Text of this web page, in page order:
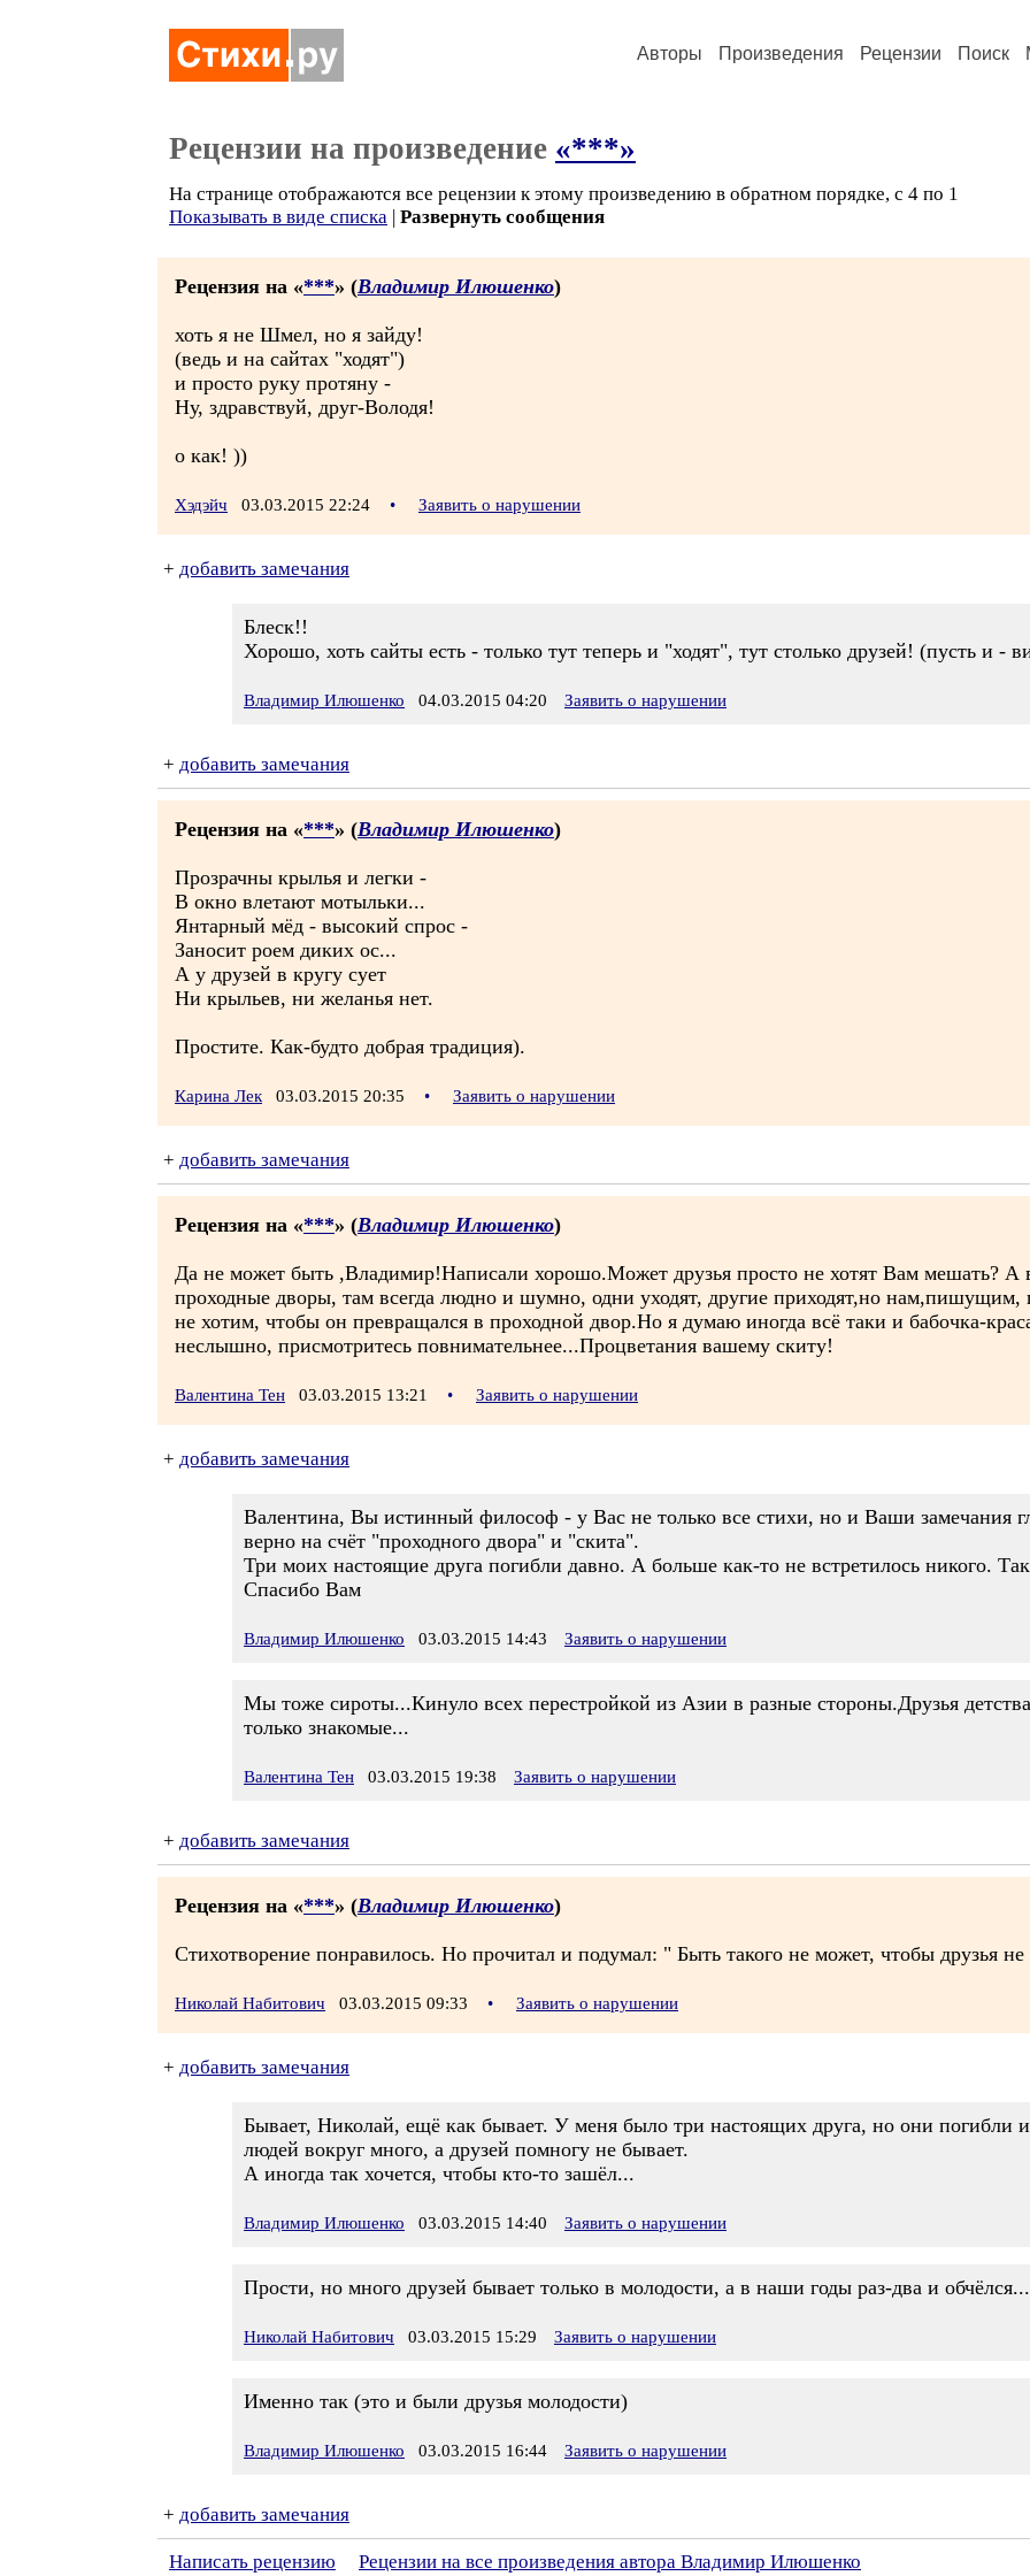
Авторы Произведения Рецензии Поиск
Рецензии на произведение «***»
На странице отображаются все рецензии к этому произведению в обратном порядке, с 4 по 1
Показывать в виде списка | Развернуть сообщения
Рецензия на «***» (Владимир Илюшенко)
хоть я не Шмел, но я зайду!
(ведь и на сайтах "ходят")
и просто руку протяну -
Ну, здравствуй, друг-Володя!
о как! ))
Хэдэйч 03.03.2015 22:24 • Заявить о нарушении
+ добавить замечания
Блеск!!
Хорошо, хоть сайты есть - только тут теперь и "ходят", тут столько друзей! (пусть и -
Владимир Илюшенко 04.03.2015 04:20 Заявить о нарушении
+ добавить замечания
Рецензия на «***» (Владимир Илюшенко)
Прозрачны крылья и легки -
В окно влетают мотыльки...
Янтарный мёд - высокий спрос -
Заносит роем диких ос...
А у друзей в кругу сует
Ни крыльев, ни желанья нет.
Простите. Как-будто добрая традиция).
Карина Лек 03.03.2015 20:35 • Заявить о нарушении
+ добавить замечания
Рецензия на «***» (Владимир Илюшенко)
Да не может быть ,Владимир!Написали хорошо.Может друзья просто не хотят Вам мешать? А
проходные дворы, там всегда людно и шумно, одни уходят, другие приходят,но нам,пишущим,
не хотим, чтобы он превращался в проходной двор.Но я думаю иногда всё таки и бабочка-
неслышно, присмотритесь повнимательнее...Процветания вашему скиту!
Валентина Тен 03.03.2015 13:21 • Заявить о нарушении
+ добавить замечания
Валентина, Вы истинный философ - у Вас не только все стихи, но и Ваши замечания
верно на счёт "проходного двора" и "скита".
Три моих настоящие друга погибли давно. А больше как-то не встретилось никого.
Спасибо Вам
Владимир Илюшенко 03.03.2015 14:43 Заявить о нарушении
Мы тоже сироты...Кинуло всех перестройкой из Азии в разные стороны.Друзья
только знакомые...
Валентина Тен 03.03.2015 19:38 Заявить о нарушении
+ добавить замечания
Рецензия на «***» (Владимир Илюшенко)
Стихотворение понравилось. Но прочитал и подумал: " Быть такого не может, чтобы друзья
Николай Набитович 03.03.2015 09:33 • Заявить о нарушении
+ добавить замечания
Бывает, Николай, ещё как бывает. У меня было три настоящих друга, но они погибли
людей вокруг много, а друзей помногу не бывает.
А иногда так хочется, чтобы кто-то зашёл...
Владимир Илюшенко 03.03.2015 14:40 Заявить о нарушении
Прости, но много друзей бывает только в молодости, а в наши годы раз-два и обчёлся...
Николай Набитович 03.03.2015 15:29 Заявить о нарушении
Именно так (это и были друзья молодости)
Владимир Илюшенко 03.03.2015 16:44 Заявить о нарушении
+ добавить замечания
Написать рецензию Рецензии на все произведения автора Владимир Илюшенко